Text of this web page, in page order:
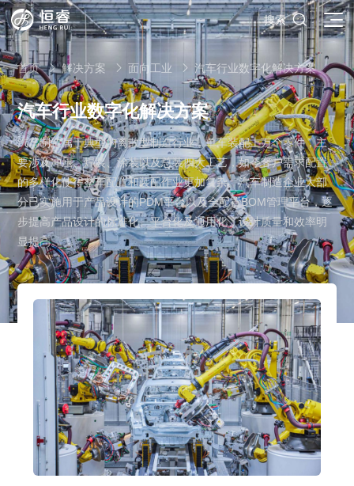
SOLIDWORKS研发设计
SOLIDWORKS 3D CAD
SOLIDWORKS 2D CAD
SOLIDWORKS 3D电气设计
SIMULATION结构仿真分析
 查看全部
多学科仿真
了解SIMULIA多学科仿真应用
CST电磁仿真
Abaqus有限元仿真分析
Xflow流体仿真
 查看全部
3DEXPERIENCE云平台
什么是3DEXPERIENCE平台？
3DEXPERIENCE on the Cloud
3DEXPERIENCE Marketplace
推荐项目
ENOVIA产品全生命周期管理（PLM）
BIOVIA生命科学和材料科学
SOLIDWORKS PDM产品数据管理
推荐工具
DriveWorks参数化工具
SOLIDWORKS Inspection质量检验
​SOLIDWORKS Manage项目管理
DELMIA端到端ERP系统
 查看全部
增值服务
增值服务-参数化
增值服务-标准化
可视化&数字孪生技术
Curtain e-locker(易锁)防止资料外泄系统
 查看全部
面向工业
船舶与海洋工程解决方案
汽车行业数字化解决方案
航天航空行业解决方案
能源行业数字化解决方案
机械设备行业数字化解决方案
家居行业数字化解决方案
电气柜及电气行业数字化解决方案
生命科学行业数字化解决方案
面向公司与个人
公司类型
企业家
面向学术界
研究人员
学生/初学者
产品的技术
最新版本
资源下载
技术文章
系统要求
恒睿课堂
热门视频
精选视频
往期视频
西南培训中心
走进西南培训中心
认证目录
在线培训
CSWP证书
SolidWorks采购指南：正版软件的成本构成与价值解析
SolidWorks代理商级别全解析：成都恒睿在西南区域凭
什么值得信赖？
SOLIDWORKS购买如何选择代理商？一文看懂避坑指南
3DEXPERIENCE 平台是什么？
SOLIDWORKS都有什么版本？哪个版本好用？
学习SOLIDWORKS需要多长时间?
招聘岗位
销售类
技术类
职能类
关于恒睿
公司简介
团队介绍
培训认证
新闻资讯
公司动态
活动资讯
行业资讯
产品报价
获取SOLIDWORKS报价
联系我们
产品/服务
获取试用版
软件定制化开发
软件二次开发
校企合作
购买学生版
联系研究销售部门
搜索 
首页  解决方案  面向工业  汽车行业数字化解决方案
汽车行业数字化解决方案
汽车制造属于典型的离散型制造行业，单车装配上万个零件，主
要涉及冲压、焊装、涂装以及总装四大工艺，如今客户需求配置
的多样化使得整车配置和装配作业更加复杂。汽车制造企业大部
分已实施用于产品设计的PDM平台以及全配置BOM管理平台，逐
步提高产品设计的标准化、平台化及通用化，设计质量和效率明
显提高。